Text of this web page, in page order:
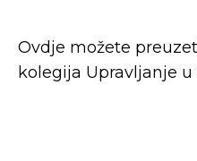
Ovdje možete
kolegija Upravljanje u